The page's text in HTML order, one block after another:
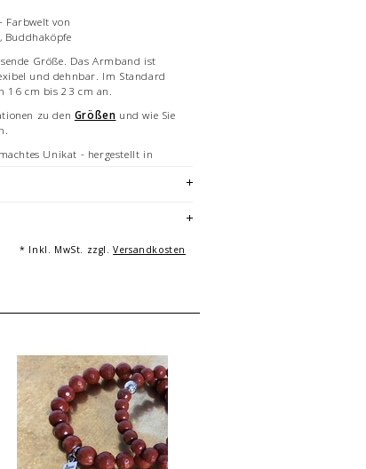
von
Buddhaköpfe
Größe. Das Armband ist
und dehnbar. Im Standard
16 cm bis 23 cm an.
zu den Größen und wie Sie
Unikat - hergestellt in
nachgewiesen.
* Inkl. MwSt. zzgl.Versandkosten